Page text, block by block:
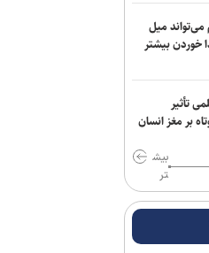
آمریکا از
از ابتدای
همتیان در
قزوین در
میل
خوردن بیشتر
تأثیر
بر مغز انسان
بیش
تر